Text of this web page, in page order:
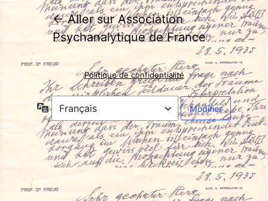
← Aller sur Association
Psychanalytique de France
Politique de confidentialité
Langue